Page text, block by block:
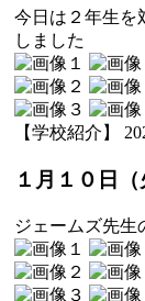
今日は２年生を
しました
【学校紹介】
１月１０日
ジェームズ先生